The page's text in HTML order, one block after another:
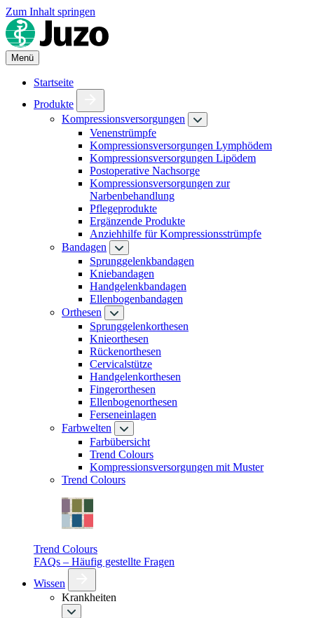
Zum Inhalt springen
Menü
Startseite
Produkte
Kompressionsversorgungen
Venenstrümpfe
Kompressionsversorgungen Lymphödem
Kompressionsversorgungen Lipödem
Postoperative Nachsorge
Kompressionsversorgungen zur
Narbenbehandlung
Pflegeprodukte
Ergänzende Produkte
Anziehhilfe für Kompressionsstrümpfe
Bandagen
Sprunggelenkbandagen
Kniebandagen
Handgelenkbandagen
Ellenbogenbandagen
Orthesen
Sprunggelenkorthesen
Knieorthesen
Rückenorthesen
Cervicalstütze
Handgelenkorthesen
Fingerorthesen
Ellenbogenorthesen
Ferseneinlagen
Farbwelten
Farbübersicht
Trend Colours
Kompressionsversorgungen mit Muster
Trend Colours
Trend Colours
FAQs – Häufig gestellte Fragen
Wissen
Krankheiten